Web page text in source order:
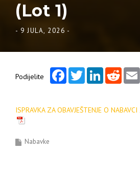
(Lot 1)
- 9 JULA, 2026 -
Podijelite
FacebookTwitterLinkedInReddit
ISPRAVKA ZA OBAVJEŠTENJE O
Nabavke